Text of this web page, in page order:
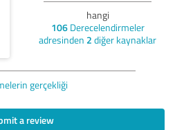
hangi
106 Derecelendirmeler
adresinden 2 diğer kaynaklar
gerçekliği
a review